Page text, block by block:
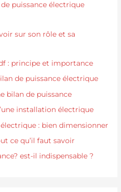
puissance électrique
sur son rôle et sa
: principe et importance
de puissance électrique
bilan de puissance
installation électrique
: bien dimensionner
ce qu’il faut savoir
est-il indispensable ?